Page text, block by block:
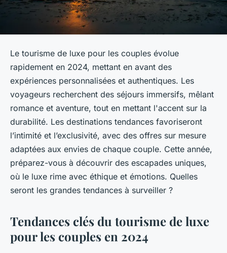
Le tourisme de luxe pour les couples évolue
rapidement en 2024, mettant en avant des
expériences personnalisées et authentiques. Les
voyageurs recherchent des séjours immersifs, mêlant
romance et aventure, tout en mettant l'accent sur la
durabilité. Les destinations tendances favoriseront
l’intimité et l’exclusivité, avec des offres sur mesure
adaptées aux envies de chaque couple. Cette année,
préparez-vous à découvrir des escapades uniques,
où le luxe rime avec éthique et émotions. Quelles
seront les grandes tendances à surveiller ?
Tendances clés du tourisme de luxe
pour les couples en 2024